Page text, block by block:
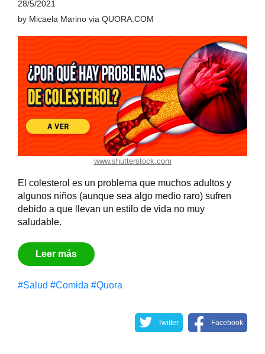
28/5/2021
by Micaela Marino via QUORA.COM
www.shutterstock.com
El colesterol es un problema que muchos adultos y
algunos niños (aunque sea algo medio raro) sufren
debido a que llevan un estilo de vida no muy
saludable.
Leer más
#Salud #Comida #Quora
Twitter Facebook